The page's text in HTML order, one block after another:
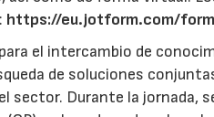
https://eu.jotform.com/
el intercambio de
de soluciones
Durante la jornada,